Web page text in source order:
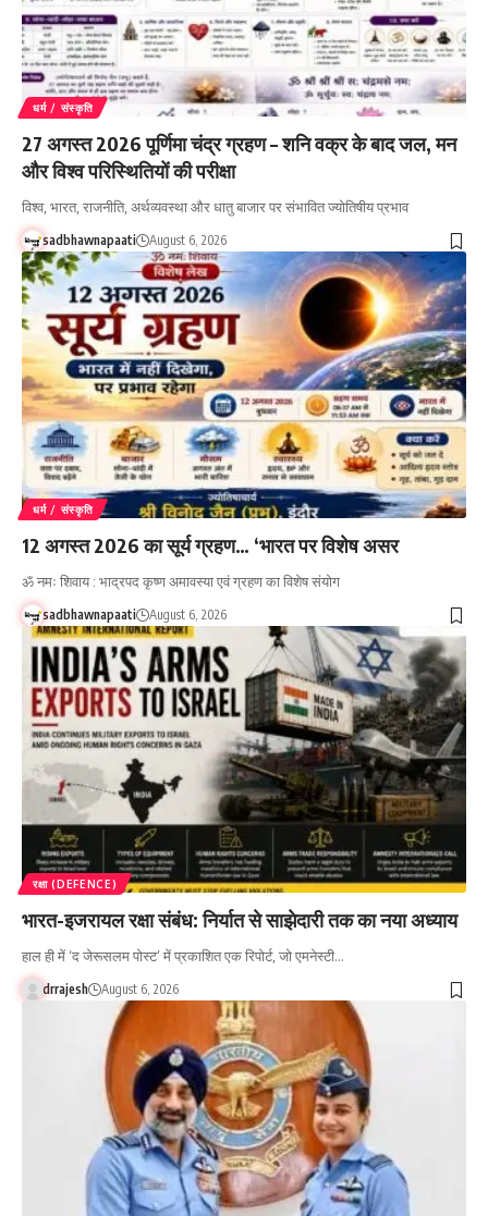
धर्म / संस्कृति
27 अगस्त 2026 पूर्णिमा चंद्र ग्रहण – शनि वक्र के बाद जल, मन
और विश्व परिस्थितियों की परीक्षा
विश्व, भारत, राजनीति, अर्थव्यवस्था और धातु बाजार पर संभावित ज्योतिषीय प्रभाव
sadbhawnapaati August 6, 2026
धर्म / संस्कृति
12 अगस्त 2026 का सूर्य ग्रहण… ‘भारत पर विशेष असर
ॐ नमः शिवाय : भाद्रपद कृष्ण अमावस्या एवं ग्रहण का विशेष संयोग
sadbhawnapaati August 6, 2026
रक्षा (DEFENCE)
भारत-इजरायल रक्षा संबंध: निर्यात से साझेदारी तक का नया अध्याय
हाल ही में ‘द जेरूसलम पोस्ट’ में प्रकाशित एक रिपोर्ट, जो एमनेस्टी…
drrajesh August 6, 2026